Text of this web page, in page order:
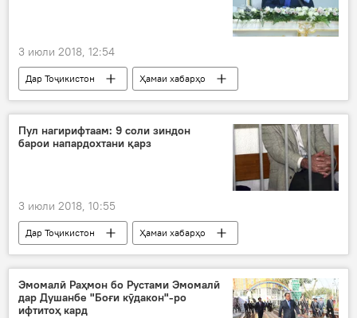
3 июли 2018, 12:54
Дар Тоҷикистон
Ҳамаи хабарҳо
Эмомалӣ Раҳмон
роҳбарӣ маҷлис
Пул нагирифтаам: 9 соли зиндон
барои напардохтани қарз
3 июли 2018, 10:55
Дар Тоҷикистон
Ҳамаи хабарҳо
сомонӣ
пул
қарздиҳӣ
Додситонии кул
айбдор
Рӯйдод, ҷиноят ва ҳолатҳои фавқулода
Эмомалӣ Раҳмон бо Рустами Эмомалӣ
дар Душанбе "Боғи кӯдакон"-ро
ифтитоҳ кард